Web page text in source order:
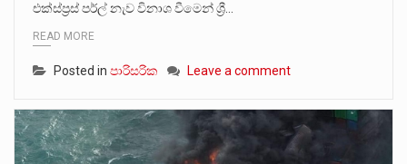
එක්ස්ප්‍රස් පර්ල් නැව විනාශ වීමෙන් ශ්‍රී…
READ MORE
Posted in පාරිසරික Leave a comment